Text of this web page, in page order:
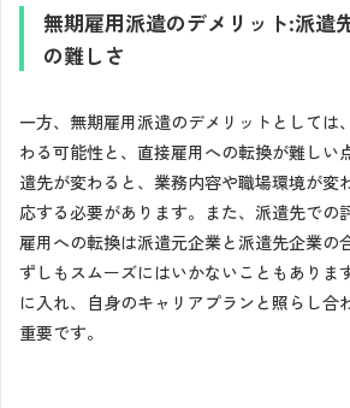
無期雇用派遣のデメリット:派遣
の難しさ
一方、無期雇用派遣のデメリットとしては
わる可能性と、直接雇用への転換が難しい
遣先が変わると、業務内容や職場環境が変
応する必要があります。また、派遣先での
雇用への転換は派遣元企業と派遣先企業の
ずしもスムーズにはいかないこともありま
に入れ、自身のキャリアプランと照らし合
重要です。